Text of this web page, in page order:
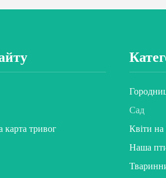
карта тривог
Сад
Квіти на
Наша